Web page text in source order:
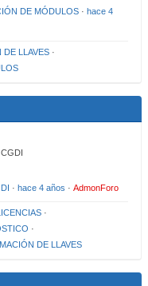
DE MÓDULOS · hace 4
DE LLAVES ·
· hace 4 años · AdmonForo
·
·
DE LLAVES